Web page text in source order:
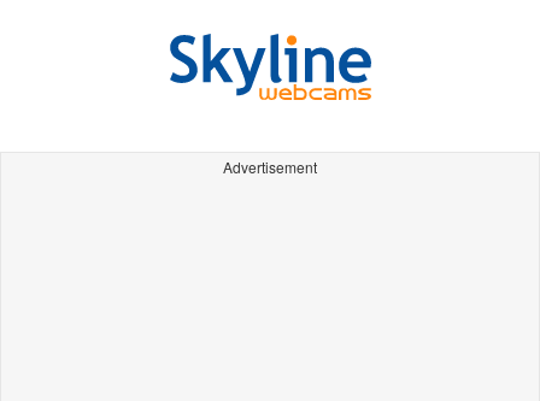
Advertisement